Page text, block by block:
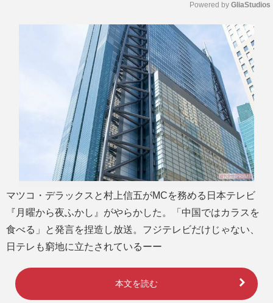
M
u
Powered by GliaStudios
マツコ・デラックスと村上信五がMCを務める日本テレビ
『月曜から夜ふかし』がやらかした。「中国ではカラスを
食べる」と発言を捏造し放送。フジテレビだけじゃない、
日テレも窮地に立たされているーー
本文を読む